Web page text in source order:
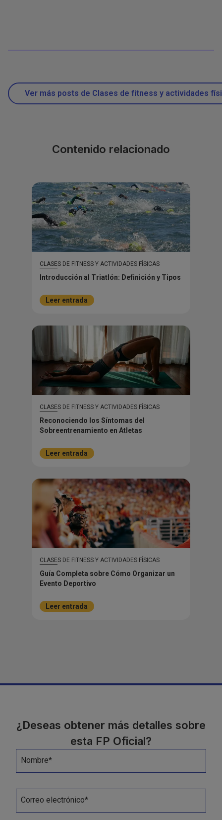
Ver más posts de Clases de fitness y actividades
Contenido relacionado
CLASES DE FITNESS Y ACTIVIDADES FÍSICAS
Introducción al Triatlón: Definición y Tipos
Leer entrada
CLASES DE FITNESS Y ACTIVIDADES FÍSICAS
Reconociendo los Síntomas del
Sobreentrenamiento en Atletas
Leer entrada
CLASES DE FITNESS Y ACTIVIDADES FÍSICAS
Guía Completa sobre Cómo Organizar un
Evento Deportivo
Leer entrada
¿Deseas obtener más detalles sobre
esta FP Oficial?
Nombre*
Correo electrónico*